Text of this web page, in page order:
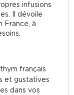
infusions
Il dévoile
France, à
français
et gustatives
dans vos